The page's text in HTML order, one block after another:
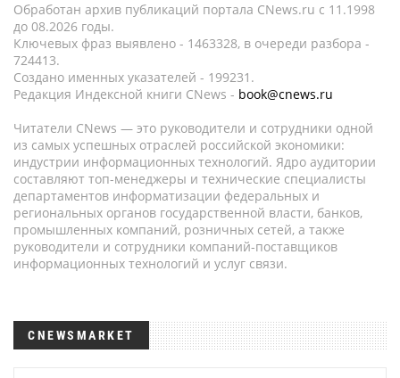
Обработан архив публикаций портала CNews.ru c 11.1998
до 08.2026 годы.
Ключевых фраз выявлено - 1463328, в очереди разбора -
724413.
Создано именных указателей - 199231.
Редакция Индексной книги CNews - book@cnews.ru
Читатели CNews — это руководители и сотрудники одной
из самых успешных отраслей российской экономики:
индустрии информационных технологий. Ядро аудитории
составляют топ-менеджеры и технические специалисты
департаментов информатизации федеральных и
региональных органов государственной власти, банков,
промышленных компаний, розничных сетей, а также
руководители и сотрудники компаний-поставщиков
информационных технологий и услуг связи.
CNEWSMARKET